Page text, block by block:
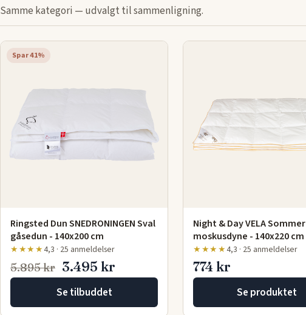
Samme kategori — udvalgt til sammenligning.
Spar 41%
Ringsted Dun SNEDRONINGEN Sval
gåsedun - 140x200 cm
★★★★4,3 · 25 anmeldelser
5.895 kr 3.495 kr
Se tilbuddet
Night & Day VELA Sommer
moskusdyne - 140x220 cm
★★★★4,3 · 25 anmeldelser
774 kr
Se produktet